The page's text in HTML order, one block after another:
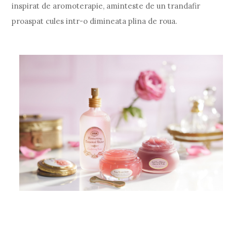
inspirat de aromoterapie, aminteste de un trandafir
proaspat cules intr-o dimineata plina de roua.